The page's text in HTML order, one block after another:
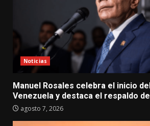
Noticias
Manuel Rosales celebra el inicio
Venezuela y destaca el respaldo de
agosto 7, 2026